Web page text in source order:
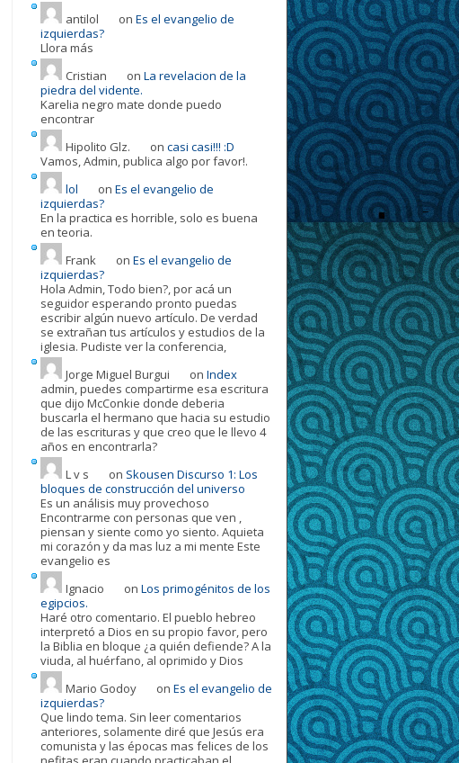
antilol
on Es el evangelio de
izquierdas?
Llora más
Cristian
on La revelacion de la
piedra del vidente.
Karelia negro mate donde puedo
encontrar
Hipolito Glz.
on casi casi!!! :D
Vamos, Admin, publica algo por favor!.
lol
on Es el evangelio de
izquierdas?
En la practica es horrible, solo es buena
en teoria.
Frank
on Es el evangelio de
izquierdas?
Hola Admin, Todo bien?, por acá un
seguidor esperando pronto puedas
escribir algún nuevo artículo. De verdad
se extrañan tus artículos y estudios de la
iglesia. Pudiste ver la conferencia,
Jorge Miguel Burgui
on Index
admin, puedes compartirme esa escritura
que dijo McConkie donde deberia
buscarla el hermano que hacia su estudio
de las escrituras y que creo que le llevo 4
años en encontrarla?
L v s
on Skousen Discurso 1: Los
bloques de construcción del universo
Es un análisis muy provechoso
Encontrarme con personas que ven ,
piensan y siente como yo siento. Aquieta
mi corazón y da mas luz a mi mente Este
evangelio es
Ignacio
on Los primogénitos de los
egipcios.
Haré otro comentario. El pueblo hebreo
interpretó a Dios en su propio favor, pero
la Biblia en bloque ¿a quién defiende? A la
viuda, al huérfano, al oprimido y Dios
Mario Godoy
on Es el evangelio de
izquierdas?
Que lindo tema. Sin leer comentarios
anteriores, solamente diré que Jesús era
comunista y las épocas mas felices de los